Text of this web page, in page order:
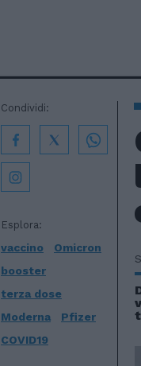
Esplora:
vaccino
Omicron
booster
terza dose
Moderna
Pfizer
COVID19
Condividi: